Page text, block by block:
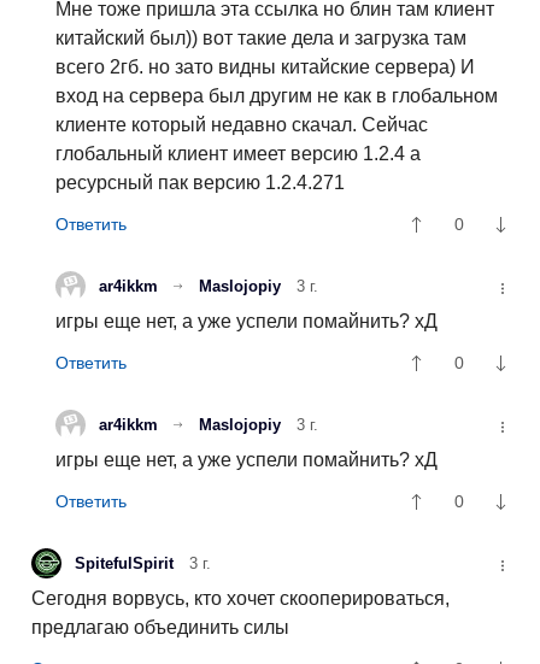
Мне тоже пришла эта ссылка но блин там клиент
китайский был)) вот такие дела и загрузка там
всего 2гб. но зато видны китайские сервера) И
вход на сервера был другим не как в глобальном
клиенте который недавно скачал. Сейчас
глобальный клиент имеет версию 1.2.4 а
ресурсный пак версию 1.2.4.271
0
ar4ikkm Maslojopiy 3 г.
игры еще нет, а уже успели помайнить? хД
0
ar4ikkm Maslojopiy 3 г.
игры еще нет, а уже успели помайнить? хД
0
SpitefulSpirit 3 г.
Сегодня ворвусь, кто хочет скооперироваться,
предлагаю объединить силы